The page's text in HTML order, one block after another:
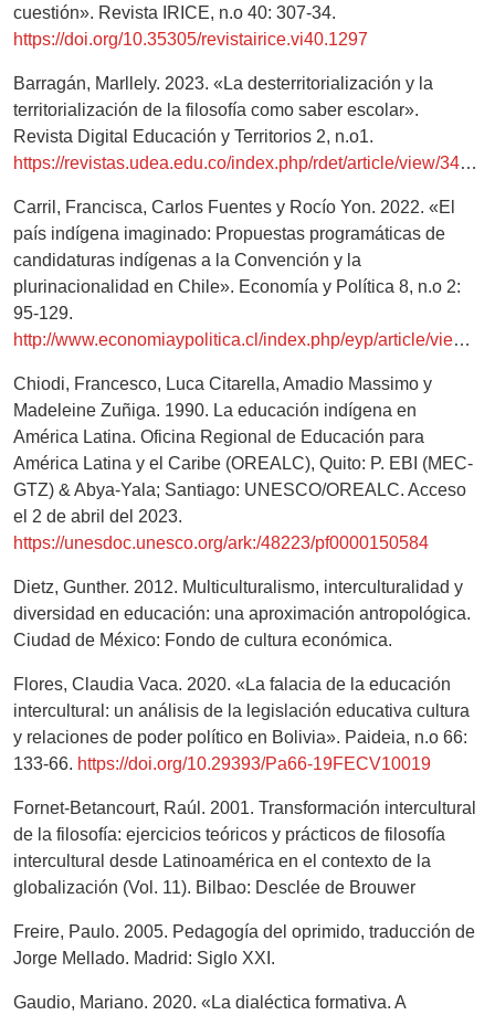
cuestión». Revista IRICE, n.o 40: 307-34.
https://doi.org/10.35305/revistairice.vi40.1297
Barragán, Marllely. 2023. «La desterritorialización y la
territorialización de la filosofía como saber escolar».
Revista Digital Educación y Territorios 2, n.o1.
https://revistas.udea.edu.co/index.php/rdet/article/view/349837
Carril, Francisca, Carlos Fuentes y Rocío Yon. 2022. «El
país indígena imaginado: Propuestas programáticas de
candidaturas indígenas a la Convención y la
plurinacionalidad en Chile». Economía y Política 8, n.o 2:
95-129.
http://www.economiaypolitica.cl/index.php/eyp/article/view/142
Chiodi, Francesco, Luca Citarella, Amadio Massimo y
Madeleine Zuñiga. 1990. La educación indígena en
América Latina. Oficina Regional de Educación para
América Latina y el Caribe (OREALC), Quito: P. EBI (MEC-
GTZ) & Abya-Yala; Santiago: UNESCO/OREALC. Acceso
el 2 de abril del 2023.
https://unesdoc.unesco.org/ark:/48223/pf0000150584
Dietz, Gunther. 2012. Multiculturalismo, interculturalidad y
diversidad en educación: una aproximación antropológica.
Ciudad de México: Fondo de cultura económica.
Flores, Claudia Vaca. 2020. «La falacia de la educación
intercultural: un análisis de la legislación educativa cultura
y relaciones de poder político en Bolivia». Paideia, n.o 66:
133-66. https://doi.org/10.29393/Pa66-19FECV10019
Fornet-Betancourt, Raúl. 2001. Transformación intercultural
de la filosofía: ejercicios teóricos y prácticos de filosofía
intercultural desde Latinoamérica en el contexto de la
globalización (Vol. 11). Bilbao: Desclée de Brouwer
Freire, Paulo. 2005. Pedagogía del oprimido, traducción de
Jorge Mellado. Madrid: Siglo XXI.
Gaudio, Mariano. 2020. «La dialéctica formativa. A